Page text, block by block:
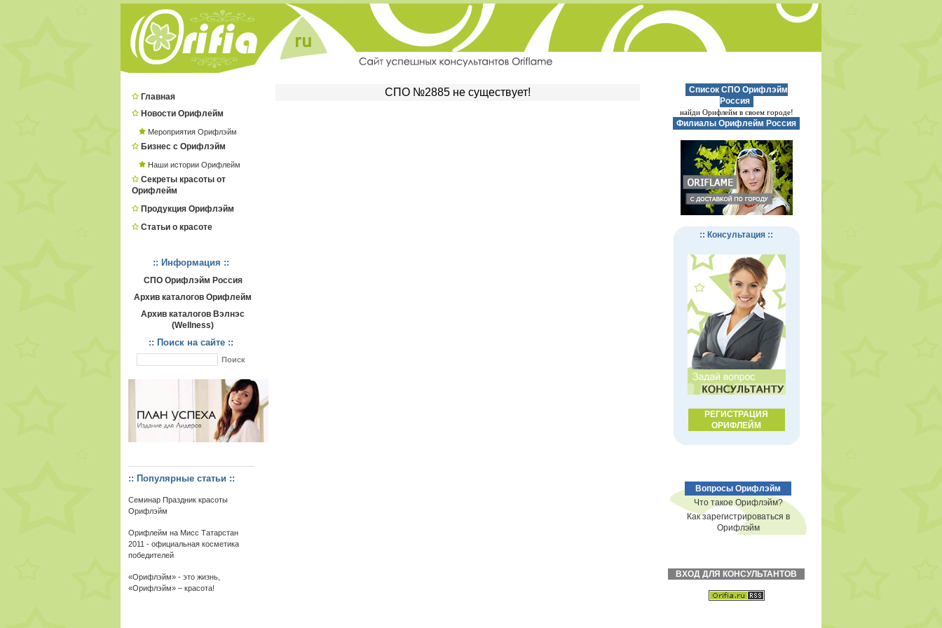
Главная
Новости Орифлейм
Мероприятия Орифлэйм
Бизнес с Орифлэйм
Наши истории Орифлейм
Секреты красоты от
Орифлейм
Продукция Орифлэйм
Статьи о красоте
:: Информация ::
СПО Орифлэйм Россия
Архив каталогов Орифлейм
Архив каталогов Вэлнэс
(Wellness)
:: Поиск на сайте ::
:: Популярные статьи ::
Семинар Праздник красоты
Орифлэйм
Орифлейм на Мисс Татарстан
2011 - официальная косметика
победителей
«Орифлэйм» - это жизнь,
«Орифлэйм» – красота!
СПО №2885 не существует!
Список СПО Орифлэйм
Россия
найди Орифлейм в своем городе!
Филиалы Орифлейм Россия
:: Консультация ::
РЕГИСТРАЦИЯ
ОРИФЛЕЙМ
Вопросы Орифлэйм
Что такое Орифлэйм?
Как зарегистрироваться в
Орифлэйм
ВХОД ДЛЯ КОНСУЛЬТАНТОВ